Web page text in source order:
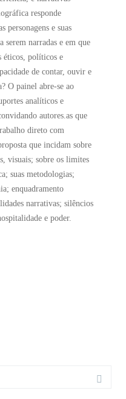
responde
personagens e suas
serem narradas e em que
éticos, políticos e
de contar, ouvir e
O painel abre-se ao
analíticos e
autores.as que
direto com
que incidam sobre
visuais; sobre os limites
suas metodologias;
enquadramento
narrativas; silêncios
e poder.